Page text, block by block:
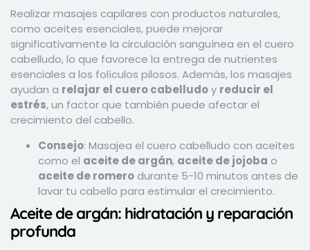
Realizar masajes capilares con productos naturales,
como aceites esenciales, puede mejorar
significativamente la circulación sanguínea en el cuero
cabelludo, lo que favorece la entrega de nutrientes
esenciales a los folículos pilosos. Además, los masajes
ayudan a relajar el cuero cabelludoy reducir el
estrés, un factor que también puede afectar el
crecimiento del cabello.
Consejo: Masajea el cuero cabelludo con aceites
como el aceite de argán, aceite de jojoba o
aceite de romero durante 5-10 minutos antes de
lavar tu cabello para estimular el crecimiento.
Aceite de argán: hidratación y reparación
profunda